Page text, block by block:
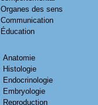
Organes des sens
Communication
Éducation
Anatomie
Histologie
Endocrinologie
Embryologie
Reproduction